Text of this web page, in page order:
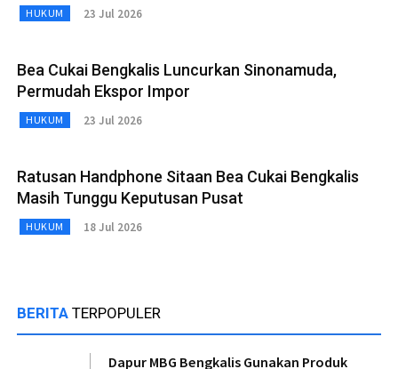
HUKUM 23 Jul 2026
Bea Cukai Bengkalis Luncurkan Sinonamuda,
Permudah Ekspor Impor
HUKUM 23 Jul 2026
Ratusan Handphone Sitaan Bea Cukai Bengkalis
Masih Tunggu Keputusan Pusat
HUKUM 18 Jul 2026
BERITA TERPOPULER
Dapur MBG Bengkalis Gunakan Produk